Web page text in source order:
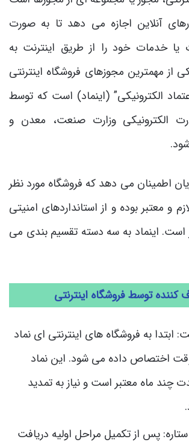
آنلاین اجازه می دهد تا به صورت
یا خدمات خود را از طریق اینترنت به
از مهمترین مجوزهای فروشگاه اینترنتی
الکترونیکی” (اینماد) است که توسط
الکترونیکی وزارت صنعت، معدن و
اطمینان می دهد که فروشگاه مورد نظر
و معتبر بوده و از استانداردهای امنیتی
است. اینماد به سه دسته تقسیم بندی می
توسط فروشگاه اینترنتی
ابتدا به فروشگاه های اینترنتی ای نماد
اختصاص داده می شود. این نماد
چند ماه معتبر است و نیاز به تمدید
پس از تکمیل مراحل اولیه دریافت